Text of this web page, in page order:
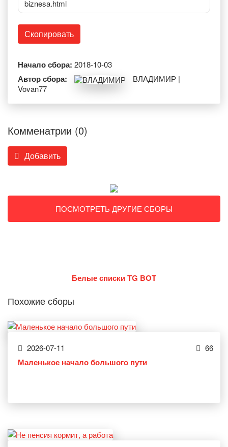
biznesa.html
Скопировать
Начало сбора: 2018-10-03
Автор сбора:
ВЛАДИМИР |
Vovan77
Комменатрии (0)
Добавить
ПОСМОТРЕТЬ ДРУГИЕ СБОРЫ
Белые списки TG BOT
Похожие сборы
2026-07-11 66
Маленькое начало большого пути